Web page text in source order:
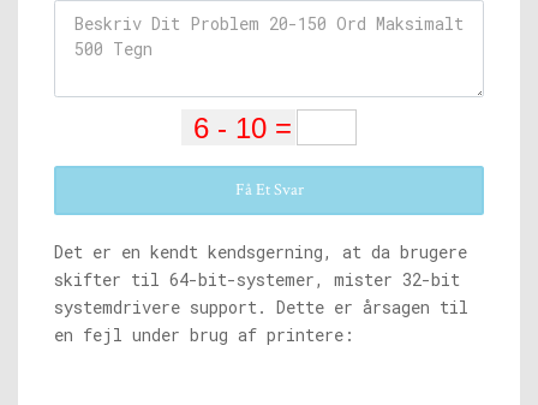
Få Et Svar
Det er en kendt kendsgerning, at da brugere
skifter til 64-bit-systemer, mister 32-bit
systemdrivere support. Dette er årsagen til
en fejl under brug af printere: